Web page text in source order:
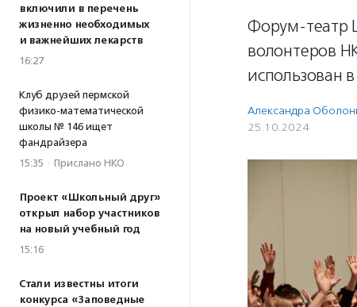
включили в перечень
жизненно необходимых
и важнейших лекарств
16:27
Клуб друзей пермской
физико-математической
школы № 146 ищет
фандрайзера
15:35 · Прислано НКО
Проект «Школьный друг»
открыл набор участников
на новый учебный год
15:16
Стали известны итоги
конкурса «Заповедные
Форум-театр
волонтеров
использован
Александра
25.10.2024